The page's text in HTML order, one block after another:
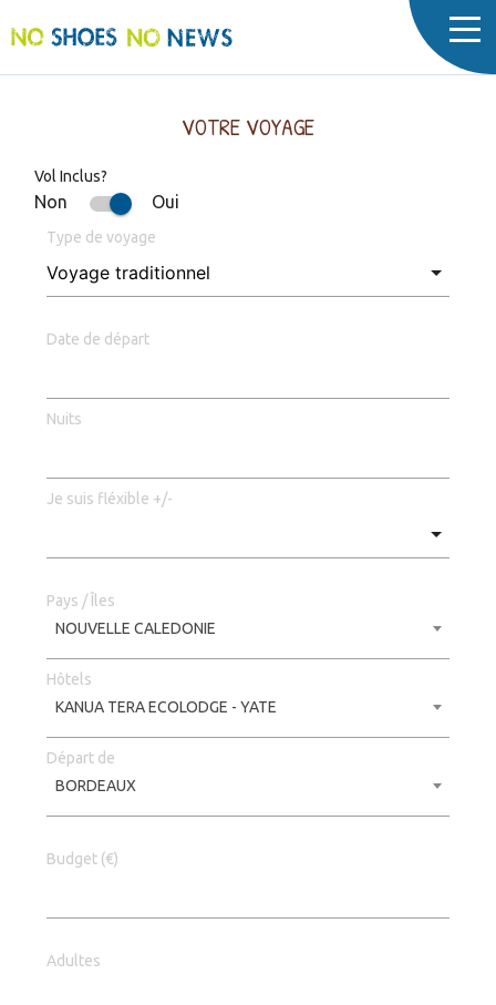
VOTRE VOYAGE
Vol Inclus?
Non Oui
Type de voyage
Date de départ
Nuits
Je suis fléxible +/-
Pays / Îles
NOUVELLE CALEDONIE
Hôtels
KANUA TERA ECOLODGE - YATE
Départ de
BORDEAUX
Budget (€)
Adultes